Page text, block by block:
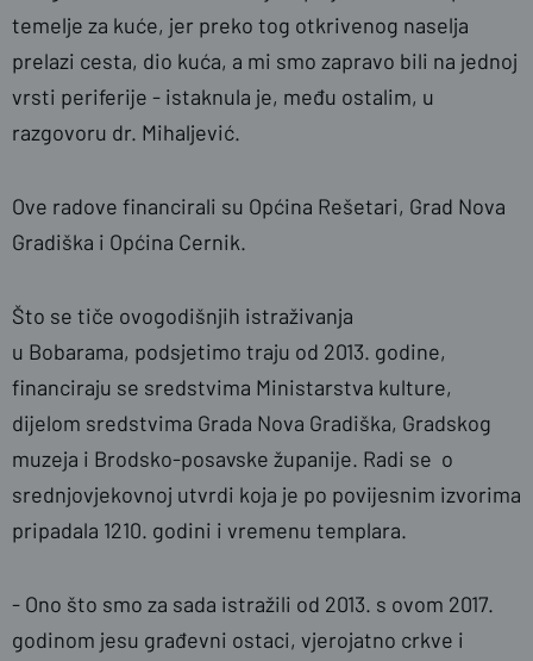
temelje za kuće, jer preko tog otkrivenog naselja
prelazi cesta, dio kuća, a mi smo zapravo bili na jednoj
vrsti periferije - istaknula je, među ostalim, u
razgovoru dr. Mihaljević.
Ove radove financirali su Općina Rešetari, Grad Nova
Gradiška i Općina Cernik.
Što se tiče ovogodišnjih istraživanja
u Bobarama, podsjetimo traju od 2013. godine,
financiraju se sredstvima Ministarstva kulture,
dijelom sredstvima Grada Nova Gradiška, Gradskog
muzeja i Brodsko-posavske županije. Radi se o
srednjovjekovnoj utvrdi koja je po povijesnim izvorima
pripadala 1210. godini i vremenu templara.
- Ono što smo za sada istražili od 2013. s ovom 2017.
godinom jesu građevni ostaci, vjerojatno crkve i